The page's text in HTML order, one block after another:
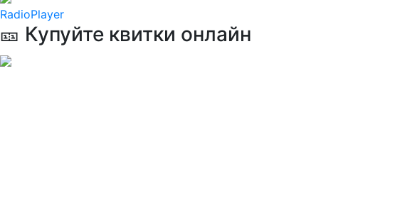
RadioPlayer
🎫 Купуйте квитки онлайн